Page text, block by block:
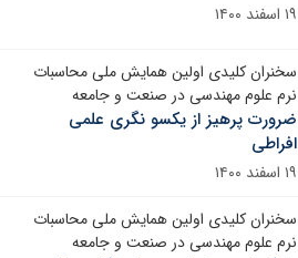
۱۹ اسفند ۱۴۰۰
سخنران کلیدی اولین همایش ملی محاسبات
نرم علوم مهندسی در صنعت و جامعه
ضرورت پرهیز از یکسو نگری علمی
افراطی
۱۹ اسفند ۱۴۰۰
سخنران کلیدی اولین همایش ملی محاسبات
نرم علوم مهندسی در صنعت و جامعه